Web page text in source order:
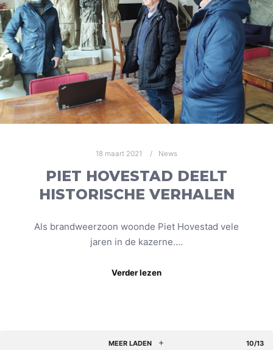
18 maart 2021 News
PIET HOVESTAD DEELT
HISTORISCHE VERHALEN
Als brandweerzoon woonde Piet Hovestad vele
jaren in de kazerne.…
Verder lezen
MEER LADEN 10/13